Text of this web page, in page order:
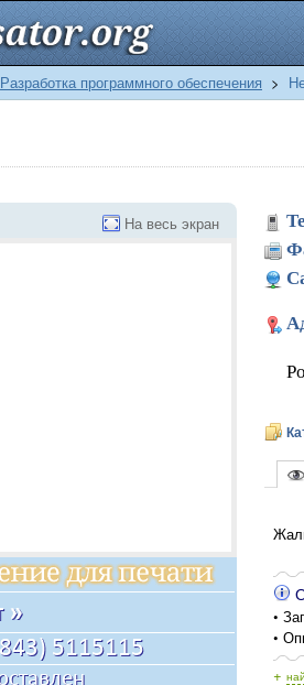
Разработка программного обеспечения >
На весь экран
•
•
+